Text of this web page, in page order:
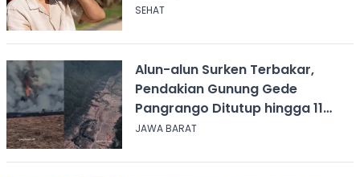
SEHAT
Alun-alun Surken Terbakar,
Pendakian Gunung Gede
Pangrango Ditutup hingga 11
Agustus 2026
JAWA BARAT